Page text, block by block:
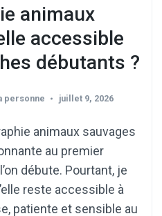
animaux
accessible
débutants ?
personne juillet 9, 2026
animaux sauvages
au premier
débute. Pourtant, je
reste accessible à
patiente et sensible au